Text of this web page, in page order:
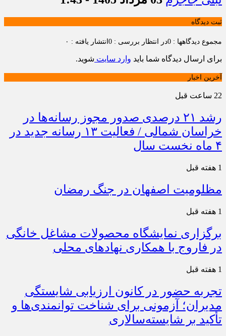
ثبت دیدگاه
مجموع دیدگاهها : 0 در انتظار بررسی : 0 انتشار یافته : ۰
برای ارسال دیدگاه شما باید وارد سایت شوید.
آخرین اخبار
22 ساعت قبل
رشد ۲۱ درصدی صدور مجوز رسانه‌ها در
خراسان شمالی / فعالیت ۱۳ رسانه جدید در
۴ ماه نخست سال
1 هفته قبل
مظلومیت اصفهان در جنگ رمضان
1 هفته قبل
برگزاری نمایشگاه محصولات مشاغل خانگی
در فاروج با همکاری نهادهای محلی
1 هفته قبل
تجربه حضور در کانون ارزیابی شایستگی
مدیران؛ آزمونی برای شناخت توانمندی‌ها و
تأکید بر شایسته‌سالاری